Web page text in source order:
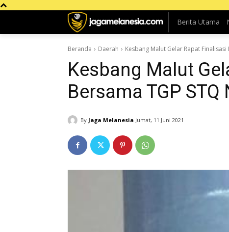
Berita Utama
Beranda Daerah Kesbang Malut Gelar Rapat Finalisasi
Kesbang Malut
Bersama TGP STQ
By Jaga Melanesia Jumat, 11 Juni 2021